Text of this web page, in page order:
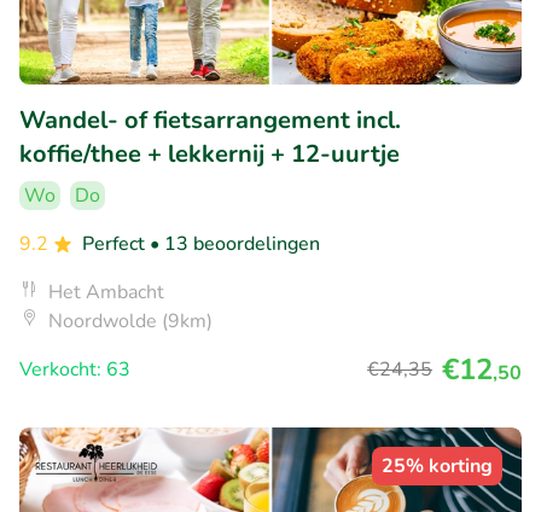
Wandel- of fietsarrangement incl.
koffie/thee + lekkernij + 12-uurtje
Wo
Do
9.2
Perfect • 13 beoordelingen
Het Ambacht
Noordwolde (9km)
Verkocht: 63
€24,35 €12,50
25% korting